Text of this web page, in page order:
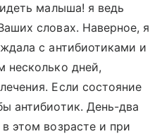
малыша! я ведь
словах. Наверное, я
с антибиотиками и
несколько дней,
Если состояние
антибиотик. День-два
этом возрасте и при